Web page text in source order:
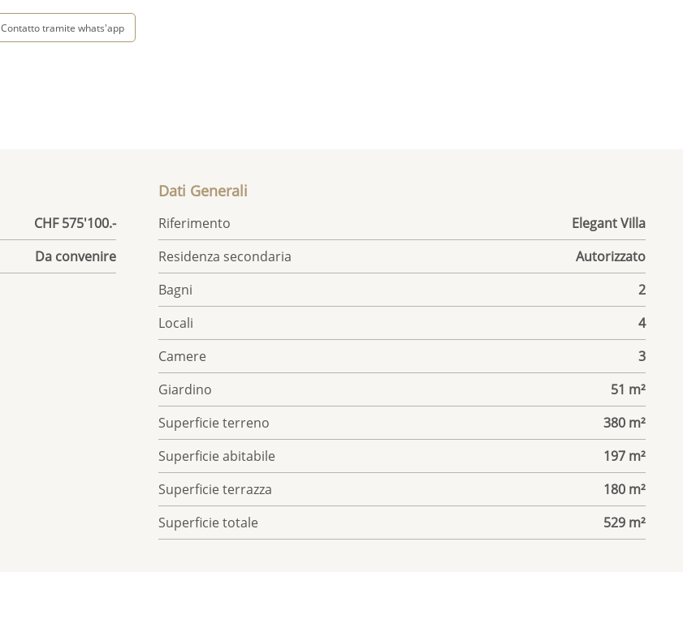
Contatto tramite whats'app
CHF 575'100.-
Da convenire
Dati Generali
Riferimento
Elegant Villa
Residenza secondaria
Autorizzato
Bagni
2
Locali
4
Camere
3
Giardino
51 m²
Superficie terreno
380 m²
Superficie abitabile
197 m²
Superficie terrazza
180 m²
Superficie totale
529 m²